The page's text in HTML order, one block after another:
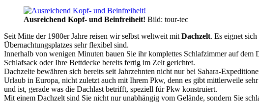
Ausreichend Kopf- und Beinfreiheit! Bild: tour-tec
Seit Mitte der 1980er Jahre reisen wir selbst weltweit mit Dachzelt. Es eignet
Übernachtungsplatzes sehr flexibel sind.
Innerhalb von wenigen Minuten bauen Sie ihr komplettes Schlafzimmer auf dem
Schlafsack oder Ihre Bettdecke bereits fertig im Zelt gerichtet.
Dachzelte bewähren sich bereits seit Jahrzehnten nicht nur bei Sahara-
Urlaub in Europa, nicht zuletzt auch mit Ihrem Pkw, denn es gibt mittlerweile
und ist, gerade was die Dachlast betrifft, speziell für Pkw konstruiert.
Mit einem Dachzelt sind Sie nicht nur unabhängig vom Gelände, sondern Sie